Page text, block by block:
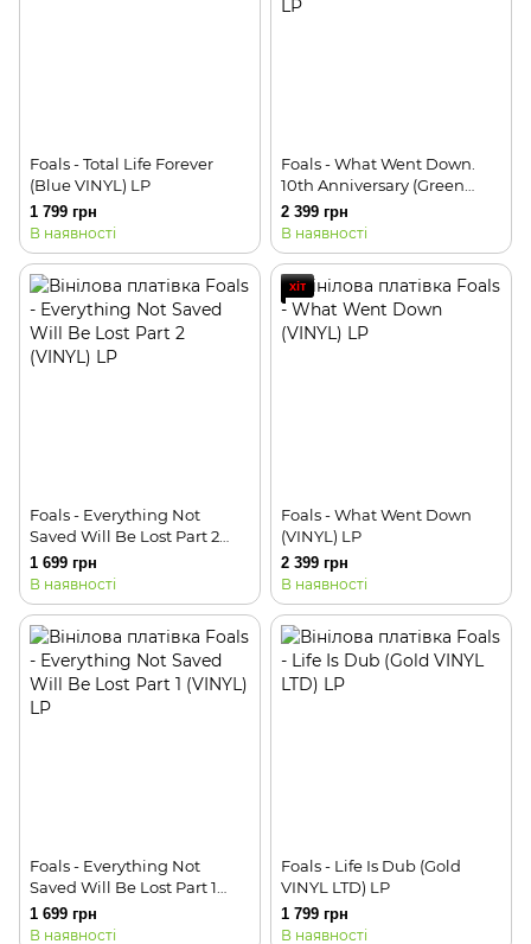
Foals - Total Life Forever
(Blue VINYL) LP
1 799 грн
В наявності
Foals - What Went Down.
10th Anniversary (Green
VINYL) LP
2 399 грн
В наявності
Foals - Everything Not
Saved Will Be Lost Part 2
(VINYL) LP
1 699 грн
В наявності
хіт
Foals - What Went Down
(VINYL) LP
2 399 грн
В наявності
Foals - Everything Not
Saved Will Be Lost Part 1
(VINYL) LP
1 699 грн
В наявності
Foals - Life Is Dub (Gold
VINYL LTD) LP
1 799 грн
В наявності